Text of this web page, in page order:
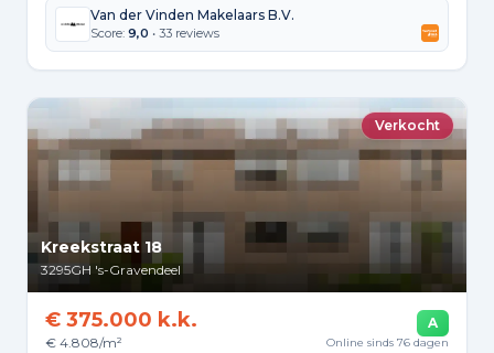
Van der Vinden Makelaars B.V.
Score: 9,0 • 33 reviews
Verkocht
Kreekstraat 18
3295GH 's-Gravendeel
€ 375.000 k.k.
€ 4.808/m²
A
Online sinds 76 dagen